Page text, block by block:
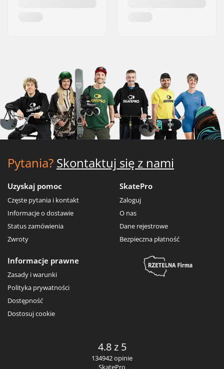
Pytania? Skontaktuj się z nami
Uzyskaj pomoc
Częste pytania i kontakt
Informacje o dostawie
Status zamówienia
Zwroty
SkatePro
Zaloguj
O nas
Dane rejestrowe
Bezpieczna płatność
Informacje prawne
Zasady i warunki
Polityka prywatności
Dostępność
Dostosuj cookie
4.8 z 5
134942 opinie